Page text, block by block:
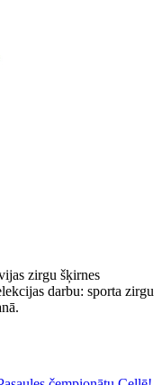
zirgu šķirnes
darbu: sporta zirgu